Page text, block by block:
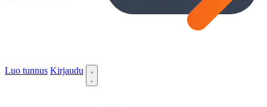
Luo tunnus Kirjaudu